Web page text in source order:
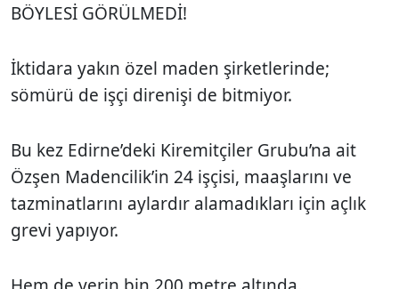
BÖYLESİ GÖRÜLMEDİ!
İktidara yakın özel maden şirketlerinde;
sömürü de işçi direnişi de bitmiyor.
Bu kez Edirne’deki Kiremitçiler Grubu’na ait
Özşen Madencilik’in 24 işçisi, maaşlarını ve
tazminatlarını aylardır alamadıkları için açlık
grevi yapıyor.